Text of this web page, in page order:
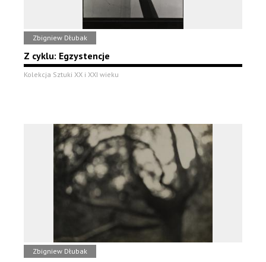
Zbigniew Dłubak
Z cyklu: Egzystencje
Kolekcja Sztuki XX i XXI wieku
Zbigniew Dłubak